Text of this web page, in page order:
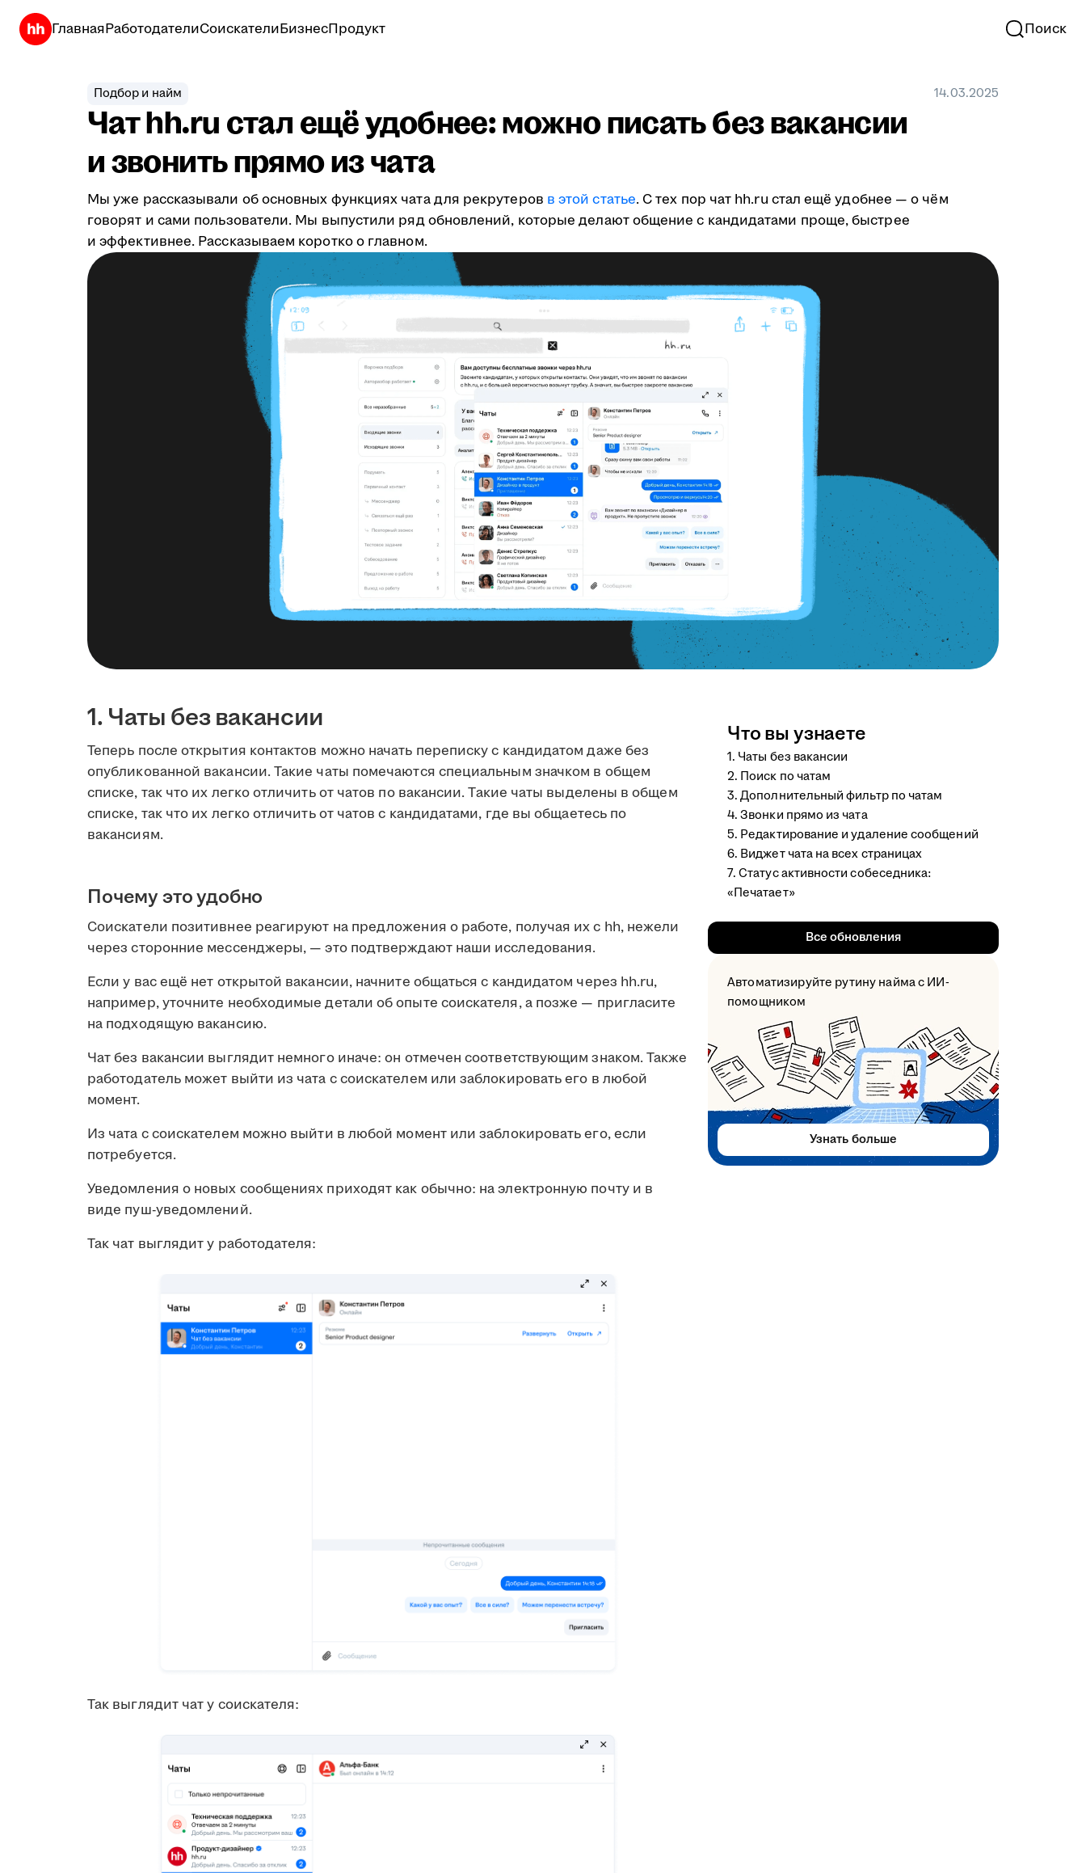
ГлавнаяРаботодателиСоискателиБизнесПродукт Поиск
Подбор и найм 14.03.2025
Чат hh.ru стал ещё удобнее: можно писать без вакансии
и звонить прямо из чата
Мы уже рассказывали об основных функциях чата для рекрутеров в этой статье. С тех пор чат hh.ru стал ещё удобнее — о чём
говорят и сами пользователи. Мы выпустили ряд обновлений, которые делают общение с кандидатами проще, быстрее
и эффективнее. Рассказываем коротко о главном.
1. Чаты без вакансии
Теперь после открытия контактов можно начать переписку с кандидатом даже без
опубликованной вакансии. Такие чаты помечаются специальным значком в общем
списке, так что их легко отличить от чатов по вакансии. Такие чаты выделены в общем
списке, так что их легко отличить от чатов с кандидатами, где вы общаетесь по
вакансиям.
Почему это удобно
Соискатели позитивнее реагируют на предложения о работе, получая их с hh, нежели
через сторонние мессенджеры, — это подтверждают наши исследования.
Если у вас ещё нет открытой вакансии, начните общаться с кандидатом через hh.ru,
например, уточните необходимые детали об опыте соискателя, а позже — пригласите
на подходящую вакансию.
Чат без вакансии выглядит немного иначе: он отмечен соответствующим знаком. Также
работодатель может выйти из чата с соискателем или заблокировать его в любой
момент.
Из чата с соискателем можно выйти в любой момент или заблокировать его, если
потребуется.
Уведомления о новых сообщениях приходят как обычно: на электронную почту и в
виде пуш-уведомлений.
Так чат выглядит у работодателя:
Так выглядит чат у соискателя:
Что вы узнаете
1. Чаты без вакансии
2. Поиск по чатам
3. Дополнительный фильтр по чатам
4. Звонки прямо из чата
5. Редактирование и удаление сообщений
6. Виджет чата на всех страницах
7. Статус активности собеседника:
«Печатает»
Все обновления
Автоматизируйте рутину найма с ИИ-
помощником
Узнать больше